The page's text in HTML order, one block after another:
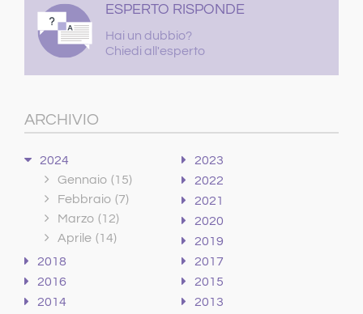
ESPERTO RISPONDE
Hai un dubbio?
Chiedi all'esperto
ARCHIVIO
2024
Gennaio (15)
Febbraio (7)
Marzo (12)
Aprile (14)
2023
2022
2021
2020
2019
2018
2017
2016
2015
2014
2013